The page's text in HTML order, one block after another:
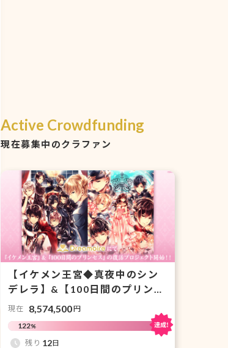
Active Crowdfunding
現在募集中のクラファン
【イケメン王宮◆真夜中のシン
デレラ】&【100日間のプリンセ
ス◆もうひとつのイケメン王
宮】がDreamoire(ドリモワ)に
て復活！応援サポーター募集！
現在 8,574,500円
122%
残り 12日